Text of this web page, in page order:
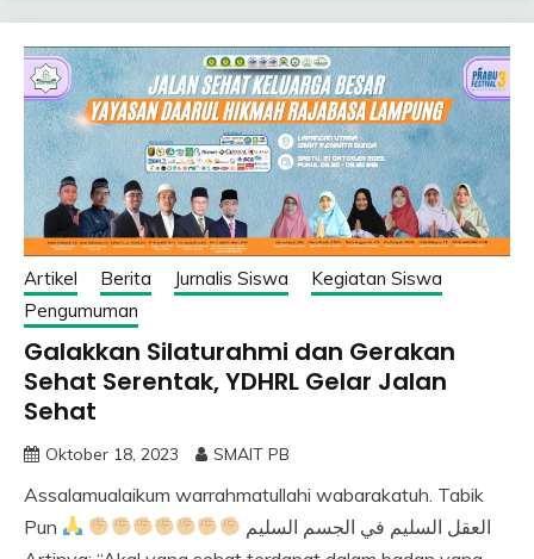
Artikel Berita Jurnalis Siswa
Kegiatan Siswa
Pengumuman
Galakkan Silaturahmi dan Gerakan
Sehat Serentak, YDHRL Gelar Jalan
Sehat
Oktober 18, 2023 SMAIT PB
Assalamualaikum warrahmatullahi wabarakatuh. Tabik
Pun